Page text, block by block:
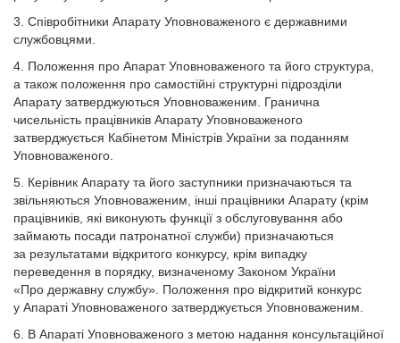
3. Співробітники Апарату Уповноваженого є державними
службовцями.
4. Положення про Апарат Уповноваженого та його структура,
а також положення про самостійні структурні підрозділи
Апарату затверджуються Уповноваженим. Гранична
чисельність працівників Апарату Уповноваженого
затверджується Кабінетом Міністрів України за поданням
Уповноваженого.
5. Керівник Апарату та його заступники призначаються та
звільняються Уповноваженим, інші працівники Апарату (крім
працівників, які виконують функції з обслуговування або
займають посади патронатної служби) призначаються
за результатами відкритого конкурсу, крім випадку
переведення в порядку, визначеному Законом України
«Про державну службу». Положення про відкритий конкурс
у Апараті Уповноваженого затверджується Уповноваженим.
6. В Апараті Уповноваженого з метою надання консультаційної